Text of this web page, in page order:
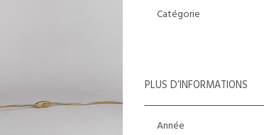
Catégorie
PLUS D’INFORMATIONS
Année